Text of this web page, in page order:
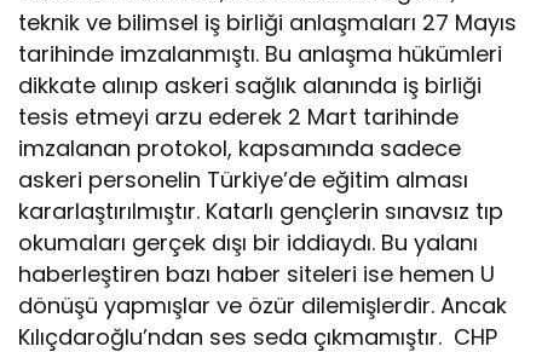
teknik ve bilimsel iş birliği anlaşmaları 27 Mayıs
tarihinde imzalanmıştı. Bu anlaşma hükümleri
dikkate alınıp askeri sağlık alanında iş birliği
tesis etmeyi arzu ederek 2 Mart tarihinde
imzalanan protokol, kapsamında sadece
askeri personelin Türkiye’de eğitim alması
kararlaştırılmıştır. Katarlı gençlerin sınavsız tıp
okumaları gerçek dışı bir iddiaydı. Bu yalanı
haberleştiren bazı haber siteleri ise hemen U
dönüşü yapmışlar ve özür dilemişlerdir. Ancak
Kılıçdaroğlu’ndan ses seda çıkmamıştır. CHP